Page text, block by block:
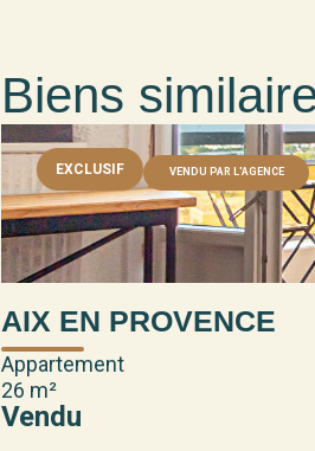
Biens
EXCLUSIF VENDU PAR L'AGENCE
AIX EN PROVENCE
Appartement
26 m²
Vendu